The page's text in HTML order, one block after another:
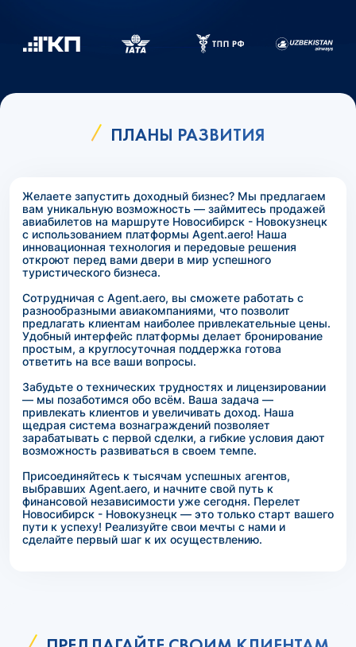
ПЛАНЫ РАЗВИТИЯ
Желаете запустить доходный бизнес? Мы предлагаем
вам уникальную возможность — займитесь продажей
авиабилетов на маршруте Новосибирск - Новокузнецк
с использованием платформы Agent.aero! Наша
инновационная технология и передовые решения
откроют перед вами двери в мир успешного
туристического бизнеса.
Сотрудничая с Agent.aero, вы сможете работать с
разнообразными авиакомпаниями, что позволит
предлагать клиентам наиболее привлекательные цены.
Удобный интерфейс платформы делает бронирование
простым, а круглосуточная поддержка готова
ответить на все ваши вопросы.
Забудьте о технических трудностях и лицензировании
— мы позаботимся обо всём. Ваша задача —
привлекать клиентов и увеличивать доход. Наша
щедрая система вознаграждений позволяет
зарабатывать с первой сделки, а гибкие условия дают
возможность развиваться в своем темпе.
Присоединяйтесь к тысячам успешных агентов,
выбравших Agent.aero, и начните свой путь к
финансовой независимости уже сегодня. Перелет
Новосибирск - Новокузнецк — это только старт вашего
пути к успеху! Реализуйте свои мечты с нами и
сделайте первый шаг к их осуществлению.